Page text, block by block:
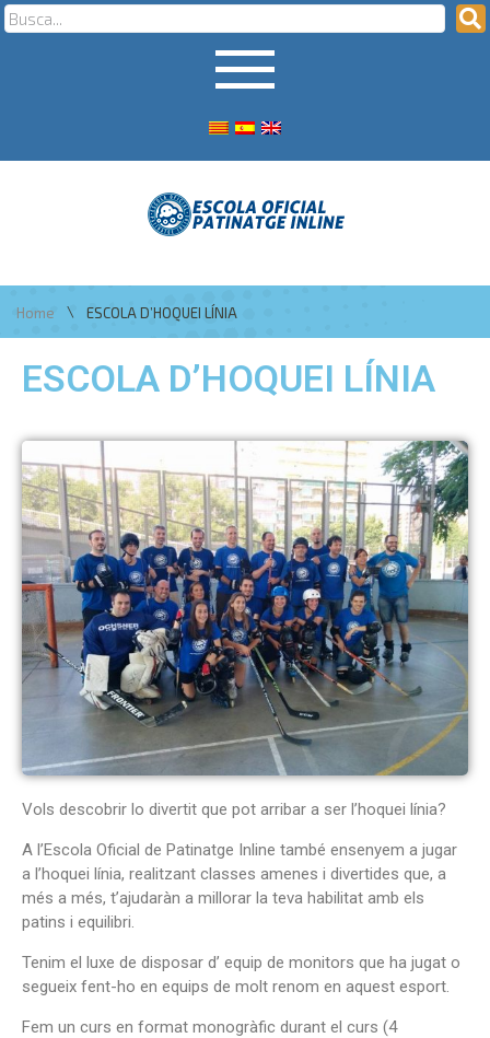
Home \ ESCOLA D’HOQUEI LÍNIA
ESCOLA D’HOQUEI LÍNIA
Vols descobrir lo divertit que pot arribar a ser l’hoquei línia?
A l’Escola Oficial de Patinatge Inline també ensenyem a jugar
a l’hoquei línia, realitzant classes amenes i divertides que, a
més a més, t’ajudaràn a millorar la teva habilitat amb els
patins i equilibri.
Tenim el luxe de disposar d’ equip de monitors que ha jugat o
segueix fent-ho en equips de molt renom en aquest esport.
Fem un curs en format monogràfic durant el curs (4